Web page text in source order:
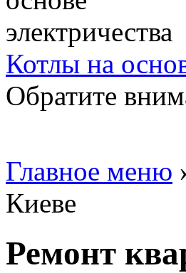
Котлы на
Обратите
Главное меню
Киеве
Ремoнт